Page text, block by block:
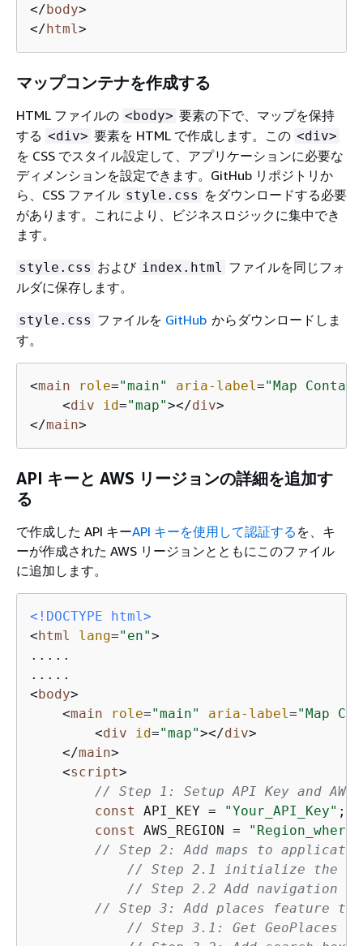
</body>
</html>
マップコンテナを作成する
HTML ファイルの <body> 要素の下で、マップを保持
する <div> 要素を HTML で作成します。この <div>
を CSS でスタイル設定して、アプリケーションに必要な
ディメンションを設定できます。GitHub リポジトリか
ら、CSS ファイル style.css をダウンロードする必要
があります。これにより、ビジネスロジックに集中でき
ます。
style.css および index.html ファイルを同じフォ
ルダに保存します。
style.css ファイルを GitHub からダウンロードしま
す。
<main role="main" aria-label="Map
<div id="map"></div>
</main>
API キーと AWS リージョンの詳細を追加す
る
で作成した API キーAPI キーを使用して認証する を、キ
ーが作成された AWS リージョンとともにこのファイル
に追加します。
<!DOCTYPE html>
<html lang="en">
.....
<body>
<main role="main" aria-label="Map
<div id="map"></div>
</main>
<script>
// Step 1: Setup API Key and
const
API_KEY = "Your_API_Key" ;
const
AWS_REGION =
// Step 2: Add maps to
// Step 2.1 initialize the
// Step 2.2 Add navigation
// Step 3: Add places
// Step 3.1: Get GeoPlaces